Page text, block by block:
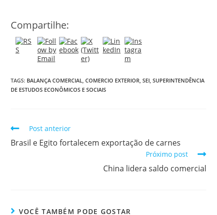
Compartilhe:
TAGS: BALANÇA COMERCIAL COMERCIO EXTERIOR SEI SUPERINTENDÊNCIA
DE ESTUDOS ECONÔMICOS E SOCIAIS
Post anterior
Brasil e Egito fortalecem exportação de carnes
Próximo post
China lidera saldo comercial
VOCÊ TAMBÉM PODE GOSTAR